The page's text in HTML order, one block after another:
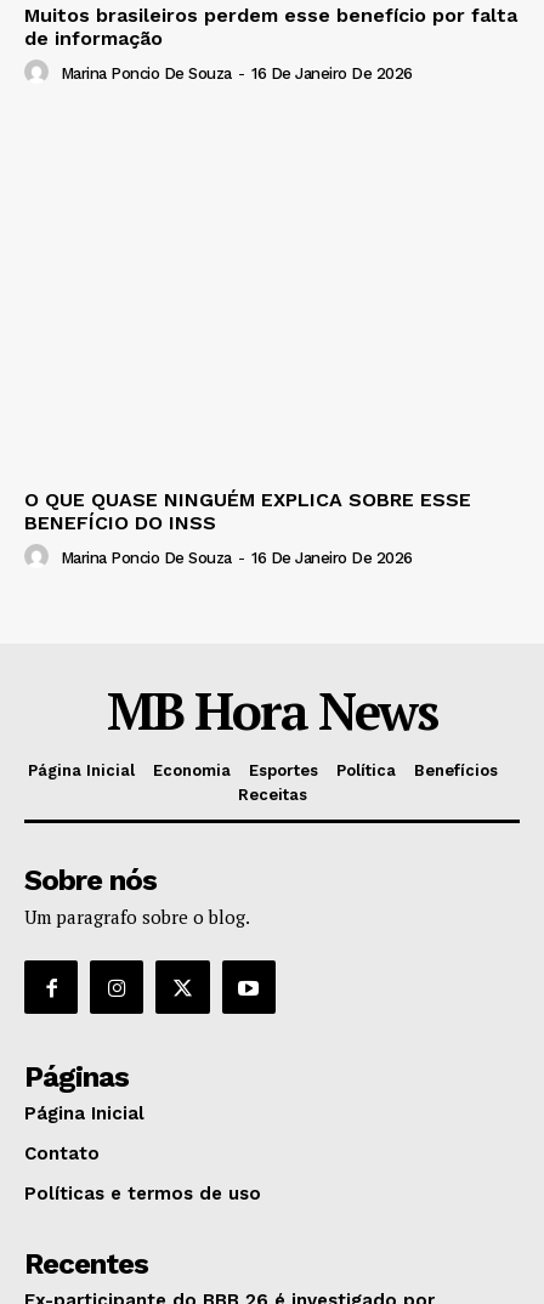
Muitos brasileiros perdem esse benefício por falta
de informação
Marina Poncio De Souza - 16 De Janeiro De 2026
O QUE QUASE NINGUÉM EXPLICA SOBRE ESSE
BENEFÍCIO DO INSS
Marina Poncio De Souza - 16 De Janeiro De 2026
MB Hora News
Página Inicial Economia Esportes Política
Benefícios
Receitas
Sobre nós
Um paragrafo sobre o blog.
Páginas
Página Inicial
Contato
Políticas e termos de uso
Recentes